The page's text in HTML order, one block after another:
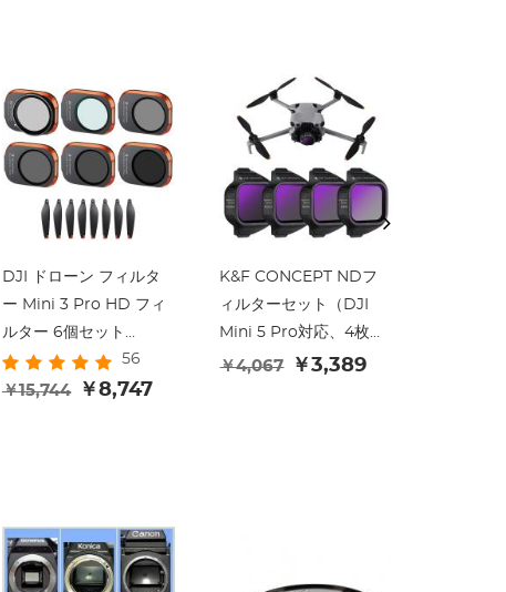
DJI ドローン フィルタ
ー Mini 3 Pro HD フィ
ルター 6個セット
(UV+CPL+ND8+ND16+ND32+ND64)
28層反射防止グリーン
56
￥15,744 ￥8,747
K&F CONCEPT NDフ
ィルターセット（DJI
Mini 5 Pro対応、4枚パ
ック）ND8、ND16、
￥4,067 ￥3,389